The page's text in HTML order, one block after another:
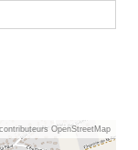
OpenStreetMap